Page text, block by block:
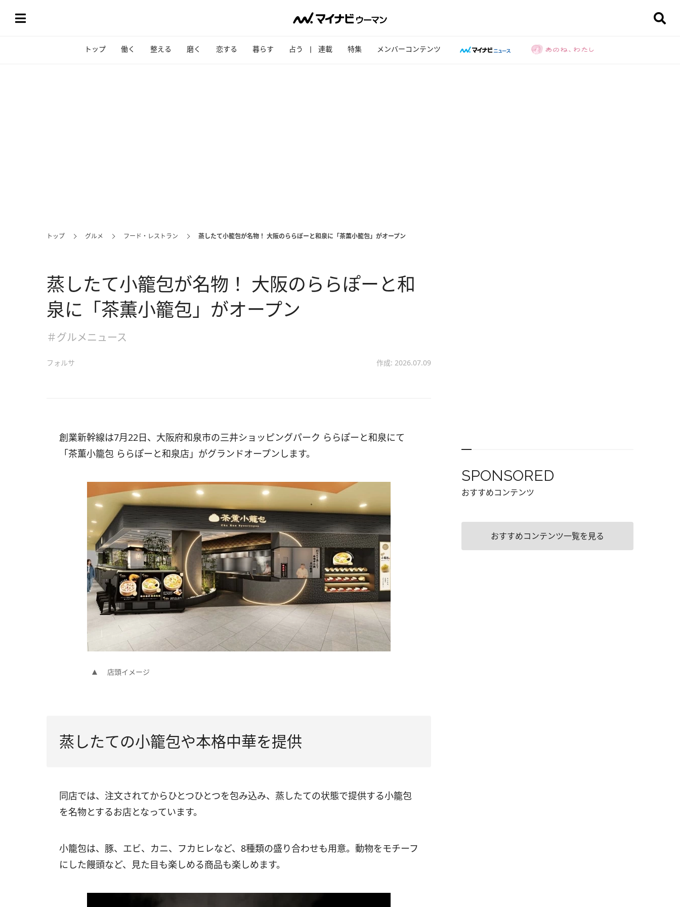
トップ 働く 整える 磨く 恋する 暮らす 占う 連載 特集 メンバーコンテンツ
トップ グルメ フード・レストラン 蒸したて小籠包が名物！ 大阪のららぽーと和泉に「茶薫小籠包」がオープン
蒸したて小籠包が名物！ 大阪のららぽーと和
泉に「茶薫小籠包」がオープン
＃グルメニュース
フォルサ 作成: 2026.07.09
創業新幹線は7月22日、大阪府和泉市の三井ショッピングパーク ららぽーと和泉にて
「茶薫小籠包 ららぽーと和泉店」がグランドオープンします。
店頭イメージ
蒸したての小籠包や本格中華を提供
同店では、注文されてからひとつひとつを包み込み、蒸したての状態で提供する小籠包
を名物とするお店となっています。
小籠包は、豚、エビ、カニ、フカヒレなど、8種類の盛り合わせも用意。動物をモチーフ
にした饅頭など、見た目も楽しめる商品も楽しめます。
SPONSORED
おすすめコンテンツ
おすすめコンテンツ一覧を見る